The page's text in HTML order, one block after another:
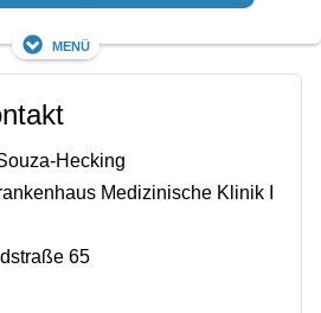
Menü
Hecking
Medizinische Klinik I
65